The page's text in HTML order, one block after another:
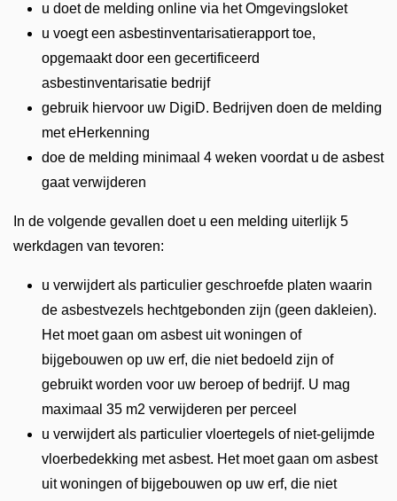
u doet de melding online via het Omgevingsloket
u voegt een asbestinventarisatierapport toe,
opgemaakt door een gecertificeerd
asbestinventarisatie bedrijf
gebruik hiervoor uw DigiD. Bedrijven doen de melding
met eHerkenning
doe de melding minimaal 4 weken voordat u de asbest
gaat verwijderen
In de volgende gevallen doet u een melding uiterlijk 5
werkdagen van tevoren:
u verwijdert als particulier geschroefde platen waarin
de asbestvezels hechtgebonden zijn (geen dakleien).
Het moet gaan om asbest uit woningen of
bijgebouwen op uw erf, die niet bedoeld zijn of
gebruikt worden voor uw beroep of bedrijf. U mag
maximaal 35 m2 verwijderen per perceel
u verwijdert als particulier vloertegels of niet-gelijmde
vloerbedekking met asbest. Het moet gaan om asbest
uit woningen of bijgebouwen op uw erf, die niet